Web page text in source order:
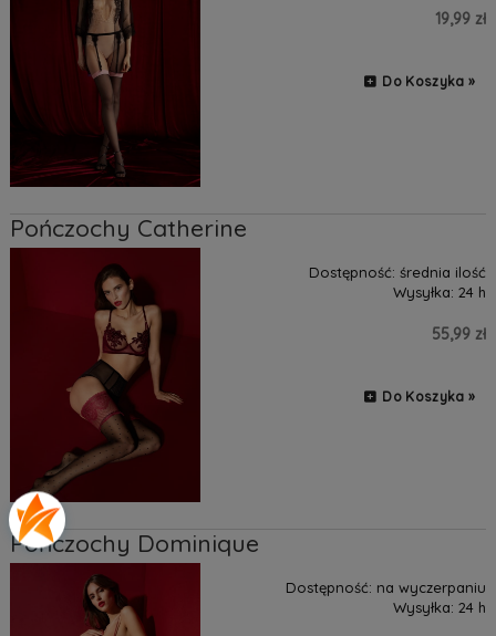
19,99 zł
Do Koszyka »
Pończochy Catherine
Dostępność: średnia ilość
Wysyłka: 24 h
55,99 zł
Do Koszyka »
Pończochy Dominique
Dostępność: na wyczerpaniu
Wysyłka: 24 h